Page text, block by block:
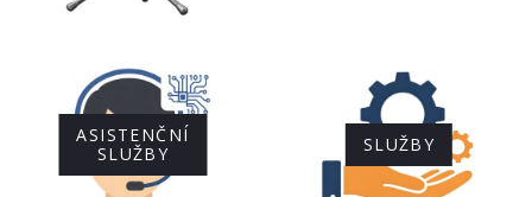
ASISTENČNÍ
SLUŽBY
SLUŽBY